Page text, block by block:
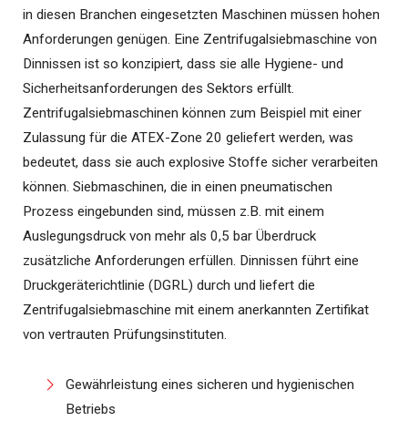
in diesen Branchen eingesetzten Maschinen müssen hohen
Anforderungen genügen. Eine Zentrifugalsiebmaschine von
Dinnissen ist so konzipiert, dass sie alle Hygiene- und
Sicherheitsanforderungen des Sektors erfüllt.
Zentrifugalsiebmaschinen können zum Beispiel mit einer
Zulassung für die ATEX-Zone 20 geliefert werden, was
bedeutet, dass sie auch explosive Stoffe sicher verarbeiten
können. Siebmaschinen, die in einen pneumatischen
Prozess eingebunden sind, müssen z.B. mit einem
Auslegungsdruck von mehr als 0,5 bar Überdruck
zusätzliche Anforderungen erfüllen. Dinnissen führt eine
Druckgeräterichtlinie (DGRL) durch und liefert die
Zentrifugalsiebmaschine mit einem anerkannten Zertifikat
von vertrauten Prüfungsinstituten.
Gewährleistung eines sicheren und hygienischen
Betriebs